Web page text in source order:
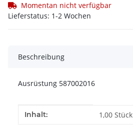
Momentan nicht verfügbar
Lieferstatus: 1-2 Wochen
Beschreibung
Ausrüstung 587002016
Produkteigenschaft
Wert
Inhalt: 1,00 Stück